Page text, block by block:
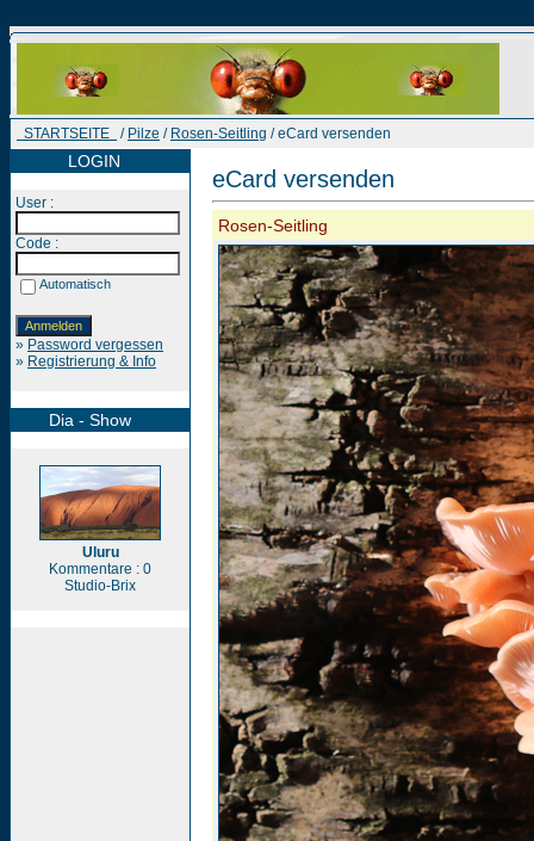
STARTSEITE / Pilze / Rosen-Seitling / eCard versenden
LOGIN
User :
Code :
Automatisch
» Password vergessen
» Registrierung & Info
Dia - Show
Uluru
Kommentare : 0
Studio-Brix
eCard versenden
Rosen-Seitling